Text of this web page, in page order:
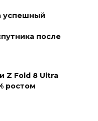
успешный
после
Z Fold 8 Ultra
ростом